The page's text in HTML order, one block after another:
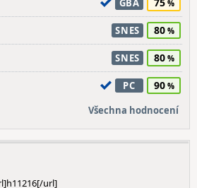
GBA
SNES 80
SNES 80
PC 90
Všechna hodnocení